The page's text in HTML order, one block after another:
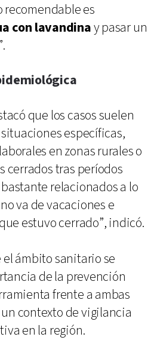
recomendable es
con lavandinay pasar un
que los casos suelen
específicas,
en zonas rurales o
cerrados tras períodos
relacionados a lo
va de vacaciones e
estuvo cerrado”, indicó.
ámbito sanitario se
de la prevención
frente a ambas
contexto de vigilancia
en la región.